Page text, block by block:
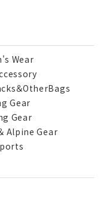
Wear
＆OtherBags
Gear
Gear
Alpine Gear